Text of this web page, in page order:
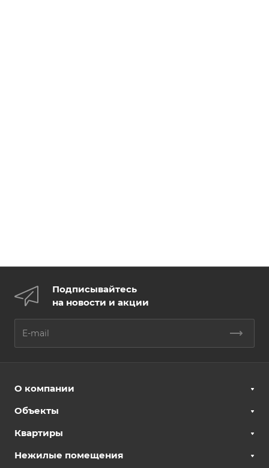
Подписывайтесь
на новости и акции
О компании
Объекты
Квартиры
Нежилые помещения